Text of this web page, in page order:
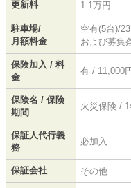
更新料 1.1万円
駐車場/
月額料金
空有(5台)/
および募集
保険加入 / 料
金
有 / 11,000
保険名 / 保険
期間
火災保険 /
保証人代行義
務
必加入
保証会社 その他